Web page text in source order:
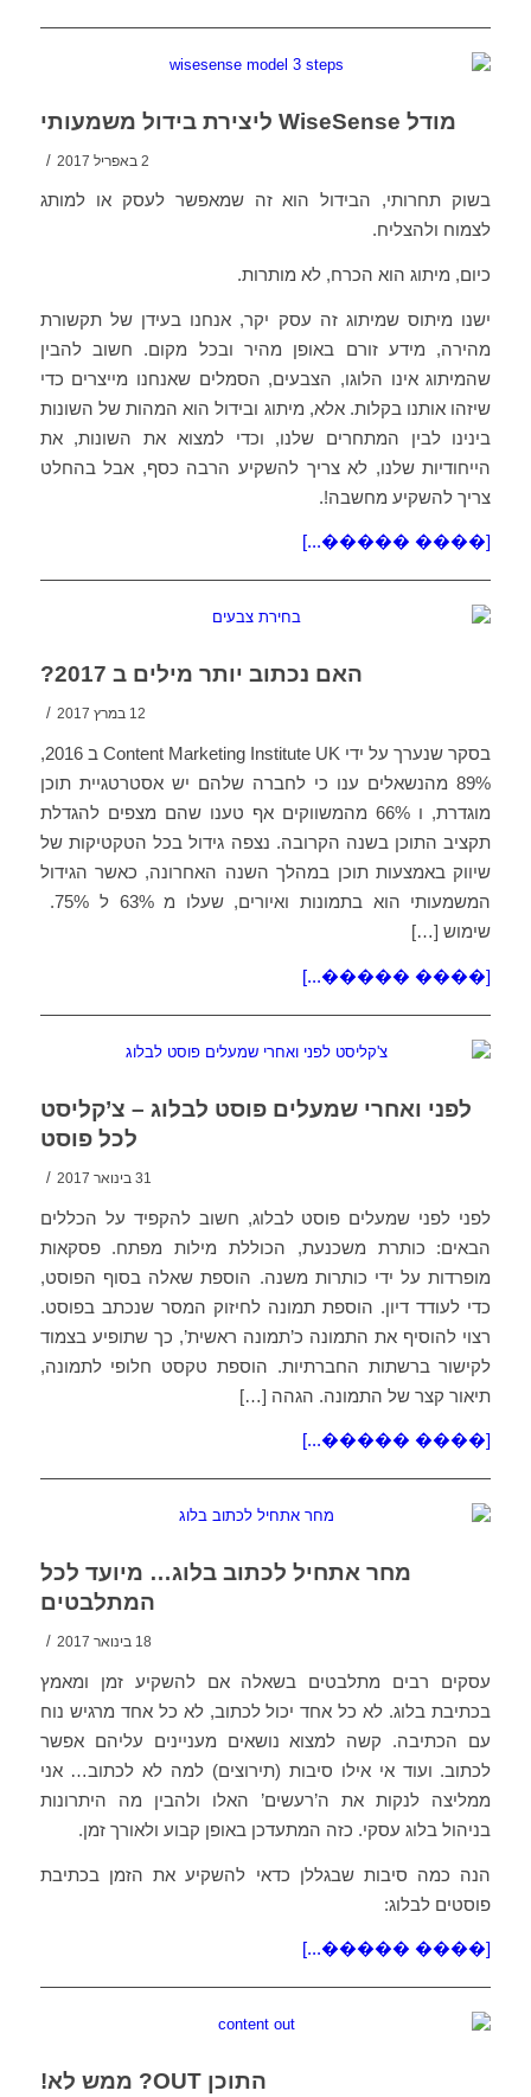
מודל WiseSense ליצירת בידול משמעותי
2 באפריל 2017 /
בשוק תחרותי, הבידול הוא זה שמאפשר לעסק או למותג
לצמוח ולהצליח.
כיום, מיתוג הוא הכרח, לא מותרות.
ישנו מיתוס שמיתוג זה עסק יקר, אנחנו בעידן של תקשורת
מהירה, מידע זורם באופן מהיר ובכל מקום. חשוב להבין
שהמיתוג אינו הלוגו, הצבעים, הסמלים שאנחנו מייצרים כדי
שיזהו אותנו בקלות. אלא, מיתוג ובידול הוא המהות של השונות
בינינו לבין המתחרים שלנו, וכדי למצוא את השונות, את
הייחודיות שלנו, לא צריך להשקיע הרבה כסף, אבל בהחלט
צריך להשקיע מחשבה!.
[���� �����...]
האם נכתוב יותר מילים ב 2017?
12 במרץ 2017 /
בסקר שנערך על ידי Content Marketing Institute UK ב 2016,
89% מהנשאלים ענו כי לחברה שלהם יש אסטרטגיית תוכן
מוגדרת, ו 66% מהמשווקים אף טענו שהם מצפים להגדלת
תקציב התוכן בשנה הקרובה. נצפה גידול בכל הטקטיקות של
שיווק באמצעות תוכן במהלך השנה האחרונה, כאשר הגידול
המשמעותי הוא בתמונות ואיורים, שעלו מ 63% ל 75%.
שימוש […]
[���� �����...]
לפני ואחרי שמעלים פוסט לבלוג – צ’קליסט
לכל פוסט
31 בינואר 2017 /
לפני לפני שמעלים פוסט לבלוג, חשוב להקפיד על הכללים
הבאים: כותרת משכנעת, הכוללת מילות מפתח. פסקאות
מופרדות על ידי כותרות משנה. הוספת שאלה בסוף הפוסט,
כדי לעודד דיון. הוספת תמונה לחיזוק המסר שנכתב בפוסט.
רצוי להוסיף את התמונה כ’תמונה ראשית’, כך שתופיע בצמוד
לקישור ברשתות החברתיות. הוספת טקסט חלופי לתמונה,
תיאור קצר של התמונה. הגהה […]
[���� �����...]
מחר אתחיל לכתוב בלוג… מיועד לכל
המתלבטים
18 בינואר 2017 /
עסקים רבים מתלבטים בשאלה אם להשקיע זמן ומאמץ
בכתיבת בלוג. לא כל אחד יכול לכתוב, לא כל אחד מרגיש נוח
עם הכתיבה. קשה למצוא נושאים מעניינים עליהם אפשר
לכתוב. ועוד אי אילו סיבות (תירוצים) למה לא לכתוב… אני
ממליצה לנקות את ה’רעשים’ האלו ולהבין מה היתרונות
בניהול בלוג עסקי. כזה המתעדכן באופן קבוע ולאורך זמן.
הנה כמה סיבות שבגללן כדאי להשקיע את הזמן בכתיבת
פוסטים לבלוג:
[���� �����...]
התוכן OUT? ממש לא!